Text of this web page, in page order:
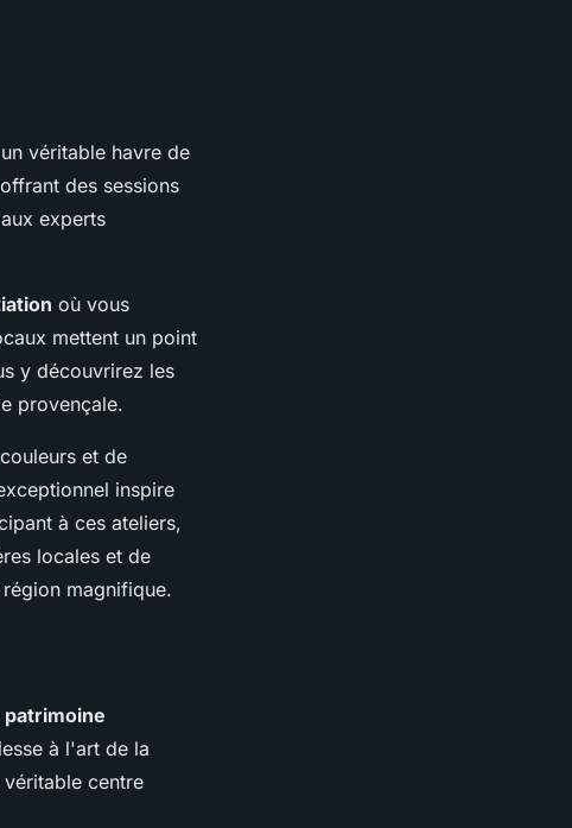
véritable havre de
des sessions
experts
où vous
mettent un point
y découvrirez les
provençale.
et de
inspire
à ces ateliers,
locales et de
magnifique.
patrimoine
à l'art de la
centre